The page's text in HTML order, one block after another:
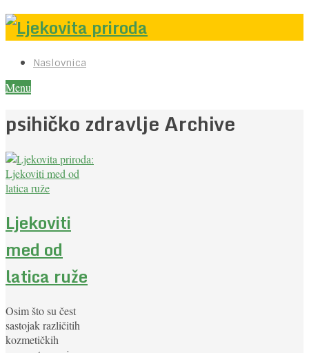
Naslovnica
Menu
psihičko zdravlje Archive
Ljekoviti
med od
latica ruže
Osim što su čest
sastojak različitih
kozmetičkih